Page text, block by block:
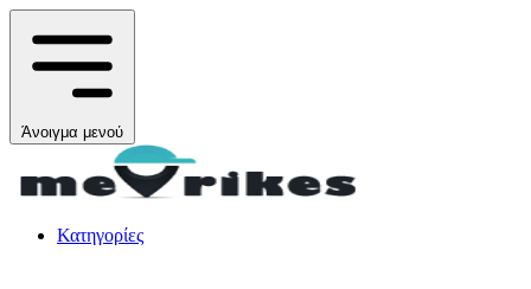
Άνοιγμα μενού
Κατηγορίες